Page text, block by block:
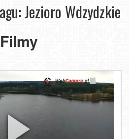
Jezioro Wdzydzkie
Filmy